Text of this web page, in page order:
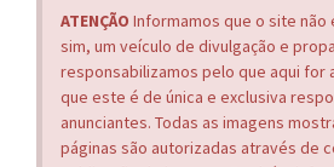
ATENÇÃO Informamos que o site não
sim, um veículo de divulgação e
responsabilizamos pelo que aqui for
que este é de única e exclusiva
anunciantes. Todas as imagens
páginas são autorizadas através de